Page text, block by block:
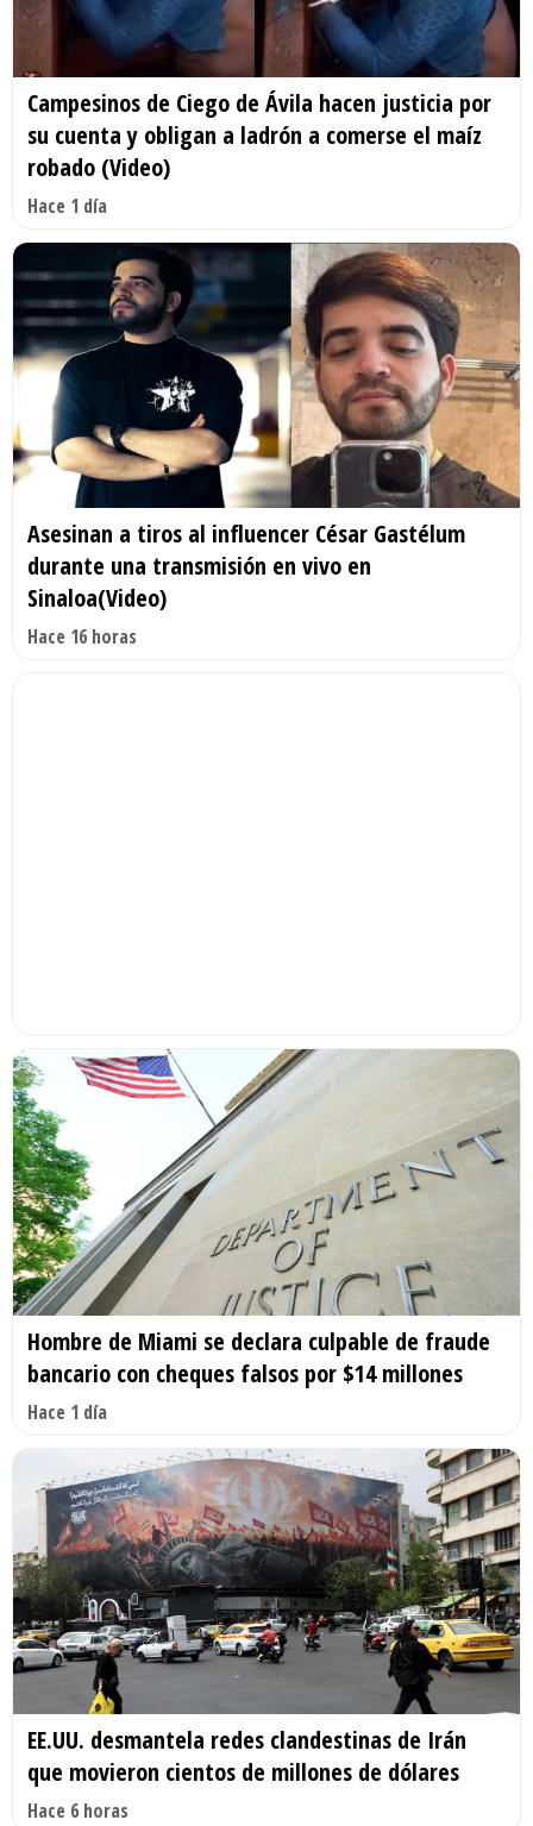
Campesinos de Ciego de Ávila hacen justicia por
su cuenta y obligan a ladrón a comerse el maíz
robado (Video)
Hace 1 día
Asesinan a tiros al influencer César Gastélum
durante una transmisión en vivo en
Sinaloa(Video)
Hace 16 horas
Hombre de Miami se declara culpable de fraude
bancario con cheques falsos por $14 millones
Hace 1 día
EE.UU. desmantela redes clandestinas de Irán
que movieron cientos de millones de dólares
Hace 6 horas